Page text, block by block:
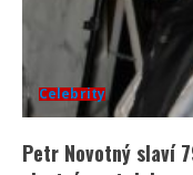
Celebrity
Petr Novotný slaví